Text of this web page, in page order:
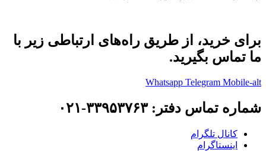
برای خرید، از طریق راه‌های ارتباطی زیر با
ما تماس بگیرید.
Whatsapp Telegram Mobile-alt
شماره تماس دفتر: ۳۳۹۵۳۷۶۳-۰۲۱
کانال تلگرام
اینستاگرام